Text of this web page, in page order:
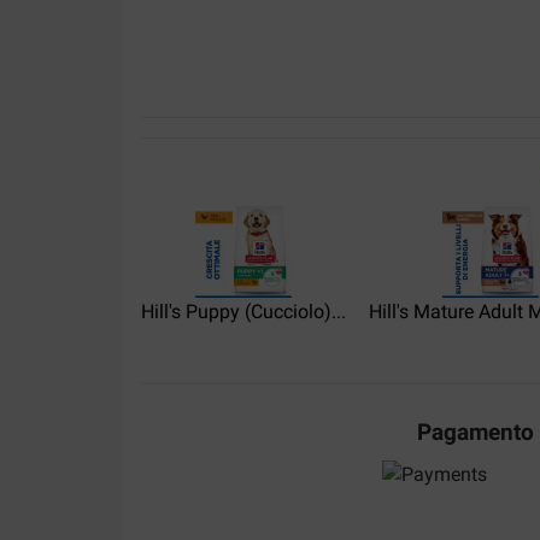
Vores gamle hund på 16 bevæger sig som var
elda spingardi
14-05-2023
Hill's Puppy (Cucciolo)... Hill's Mature Adult
Pagamento